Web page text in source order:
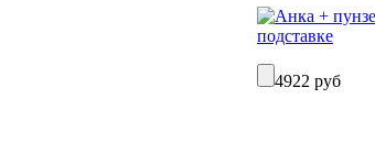
4922 руб